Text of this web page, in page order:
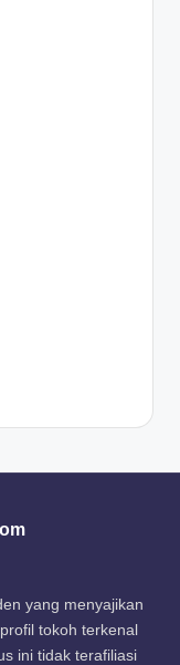
yang menyajikan
tokoh terkenal
ini tidak terafiliasi